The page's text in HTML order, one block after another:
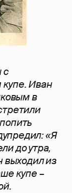
Иван
в
«Я
до утра,
выходил из
купе –